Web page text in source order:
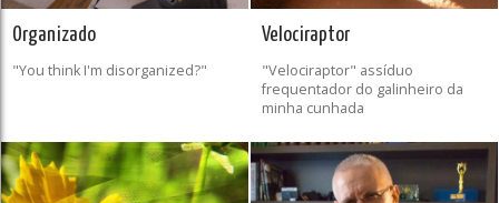
Organizado
"You think I'm disorganized?"
Velociraptor
"Velociraptor" assíduo
frequentador do galinheiro da
minha cunhada